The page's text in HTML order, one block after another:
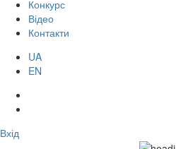
Конкурс
Відео
Контакти
UA
EN
Вхід